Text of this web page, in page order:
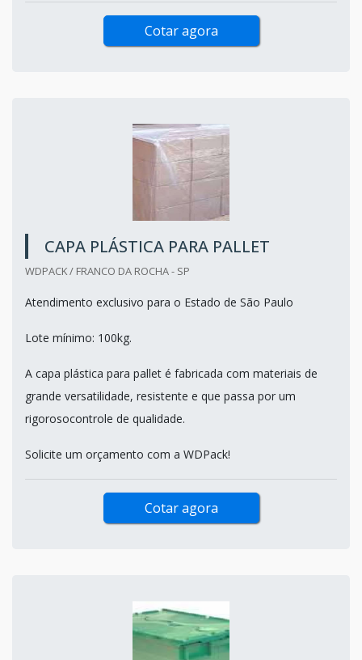
Cotar agora
CAPA PLÁSTICA PARA PALLET
WDPACK / FRANCO DA ROCHA - SP
Atendimento exclusivo para o Estado de São Paulo
Lote mínimo: 100kg.
A capa plástica para pallet é fabricada com materiais de
grande versatilidade, resistente e que passa por um
rigorosocontrole de qualidade.
Solicite um orçamento com a WDPack!
Cotar agora